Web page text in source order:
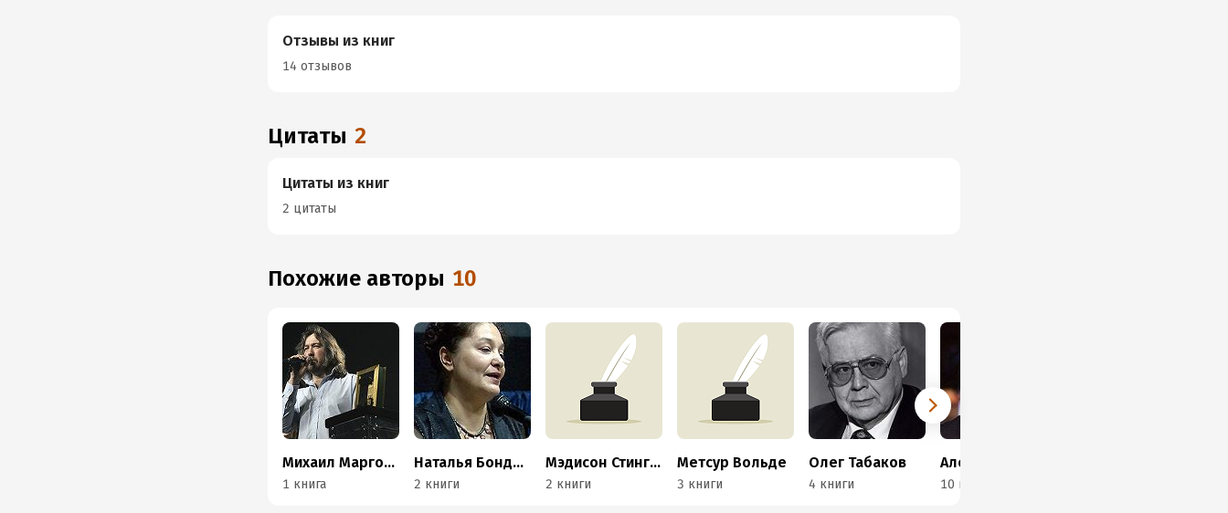
Отзывы из книг
14 отзывов
Цитаты 2
Цитаты из книг
2 цитаты
Похожие авторы 10
Михаил Марголис
1 книга
Наталья Бондарчук
2 книги
Мэдисон Стингрей
2 книги
Метсур Вольде
3 книги
Олег Табаков
4 книги 10 книг